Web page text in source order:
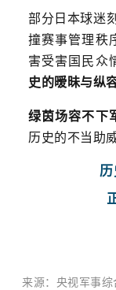
部分日本球迷
撞赛事管理秩
害受害国民众
史的暧昧与纵容
绿茵场容不下
历史的不当助
来源：央视军事